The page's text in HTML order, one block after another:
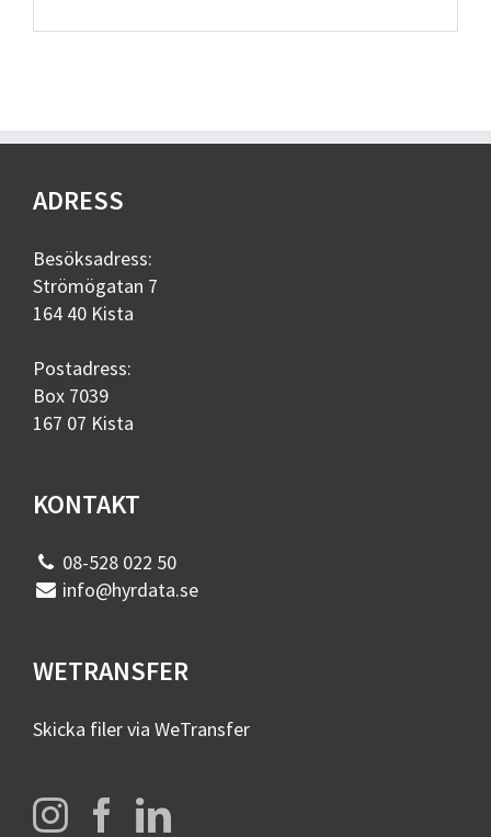
ADRESS
Besöksadress:
Strömögatan 7
164 40 Kista
Postadress:
Box 7039
167 07 Kista
KONTAKT
08-528 022 50
info@hyrdata.se
WETRANSFER
Skicka filer via WeTransfer